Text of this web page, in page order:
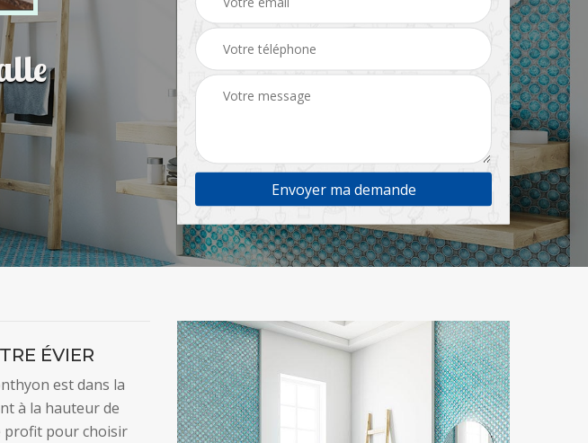
ÉVIER
est dans la
à la hauteur de
profit pour choisir